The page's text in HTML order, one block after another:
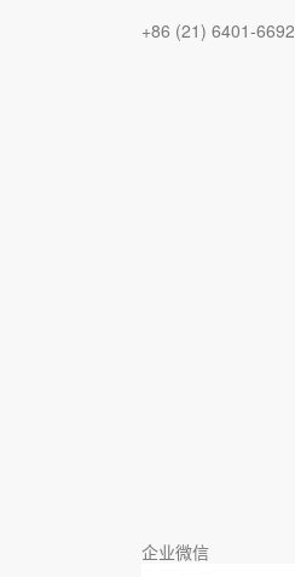
+86 (21) 6401-6692
企业微信